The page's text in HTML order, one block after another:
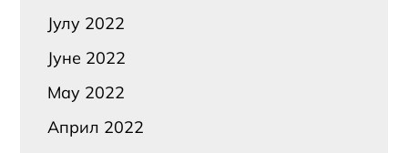
Јулy 2022
Јуне 2022
Маy 2022
Април 2022